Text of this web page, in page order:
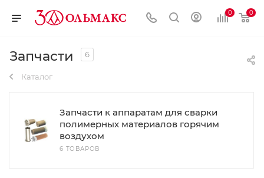
0 0
Запчасти 6
Каталог
Запчасти к аппаратам для сварки
полимерных материалов горячим
воздухом
6 ТОВАРОВ